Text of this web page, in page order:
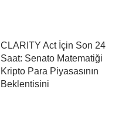
CLARITY Act İçin Son 24
Saat: Senato Matematiği
Kripto Para Piyasasının
Beklentisini